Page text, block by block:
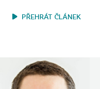
PŘEHRÁT ČLÁNEK